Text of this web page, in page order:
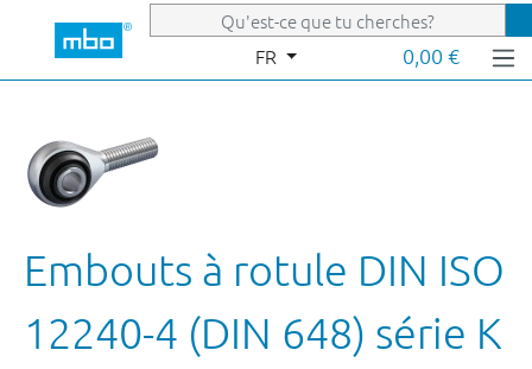
Passer au contenu principal
FR 0,00 €
Embouts à rotule DIN ISO
12240-4 (DIN 648) série K